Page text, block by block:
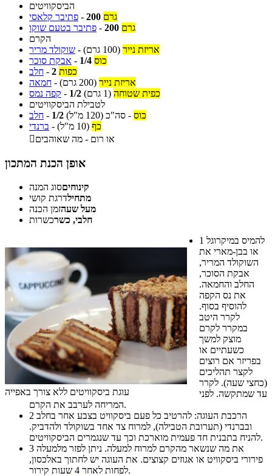
הביסקוויטים
פתיבר קלאסי - 200 גרם
פתיבר בטעם שוקו - 200 גרם
הקרם
שוקולד מריר - אריזת נייר (100 גרם)
אבקת סוכר - 1/4 כוס
חלב - 2 כפות
חמאה - אריזת נייר (200 גרם)
קפה נמס - 1/2 כפית שטוחה (1 גרם)
לטבילת הביסקוויטים
חלב - 1/2 כוס - סה"כ (120 מ"ל)
ברנדי - כף (10 מ"ל)
או רום - מה שאוהבים
אופן הכנת המתכון
קינוחיםסוג המנה
מתחילדרגת קושי
מעל שעהזמן הכנה
חלבי, כשרכשרות
עוגת ביסקוויטים ללא צורך באפייה
1
או בבן-מארי את
השוקולד המריר,
אבקת הסוכר,
החלב והחמאה.
את נס הקפה
להוסיף בסוף.
לקרר היטב
במקרר לקרם
מוצק למשך
כשעתיים או
בפריזר אם רוצים
לקצר תהליכים
(כחצי שעה). לקרר
עד שמתקשה. לפני
המריחה לערבב את הקרם.
2
ובברנדי (תערובת הטבילה), למרוח צד אחד בשוקולד ולהדביק.
להניח בתבנית חד פעמית מוארכת וכך עד שנגמרים הביסקוויטים.
3
פירורי ביסקוויט או אגוזים קצוצים. את העוגה יש לחתוך באלכסון,
לפחות לאחר 4 שעות קירור.